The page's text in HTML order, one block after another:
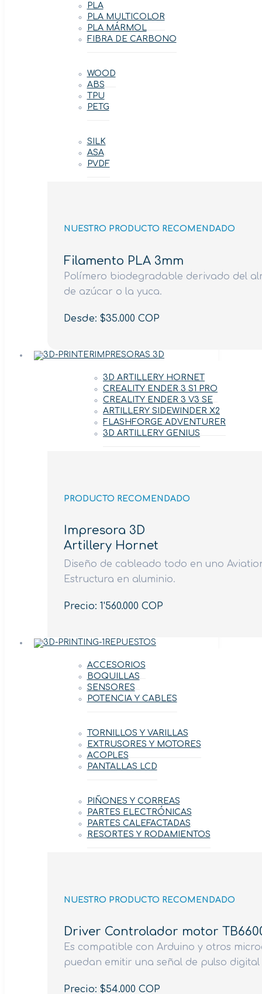
PLA
PLA MULTICOLOR
PLA MÁRMOL
FIBRA DE CARBONO
WOOD
ABS
TPU
PETG
SILK
ASA
PVDF
NUESTRO PRODUCTO RECOMENDADO
Filamento PLA 3mm
Polímero biodegradable derivado del
de azúcar o la yuca.
Desde: $35.000 COP
IMPRESORAS 3D
3D ARTILLERY HORNET
CREALITY ENDER 3 S1 PRO
CREALITY ENDER 3 V3 SE
ARTILLERY SIDEWINDER X2
FLASHFORGE ADVENTURER
3D ARTILLERY GENIUS
PRODUCTO RECOMENDADO
Impresora 3D
Artillery Hornet
Diseño de cableado todo en uno
Estructura en aluminio.
Precio: 1'560.000 COP
REPUESTOS
ACCESORIOS
BOQUILLAS
SENSORES
POTENCIA Y CABLES
TORNILLOS Y VARILLAS
EXTRUSORES Y MOTORES
ACOPLES
PANTALLAS LCD
PIÑONES Y CORREAS
PARTES ELECTRÓNICAS
PARTES CALEFACTADAS
RESORTES Y RODAMIENTOS
NUESTRO PRODUCTO RECOMENDADO
Driver Controlador motor
Es compatible con Arduino y otros
puedan emitir una señal de pulso digital
Precio: $54.000 COP